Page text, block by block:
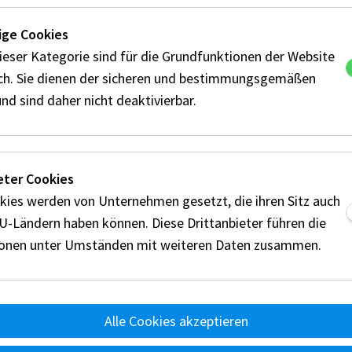
30. Generalversammlung in Warsaw statt.
als Präsident der FIM Europe wiedergewählt.
Motorsport Federration wurden von dem
Mitgliedschaft geehrt.
Cookies
Kategorie sind für die Grundfunktionen der Website
Sie dienen der sicheren und bestimmungsgemäßen
sind daher nicht deaktivierbar.
Cookies
werden von Unternehmen gesetzt, die ihren Sitz auch
Ländern haben können. Diese Drittanbieter führen die
unter Umständen mit weiteren Daten zusammen.
Alle Cookies akzeptieren